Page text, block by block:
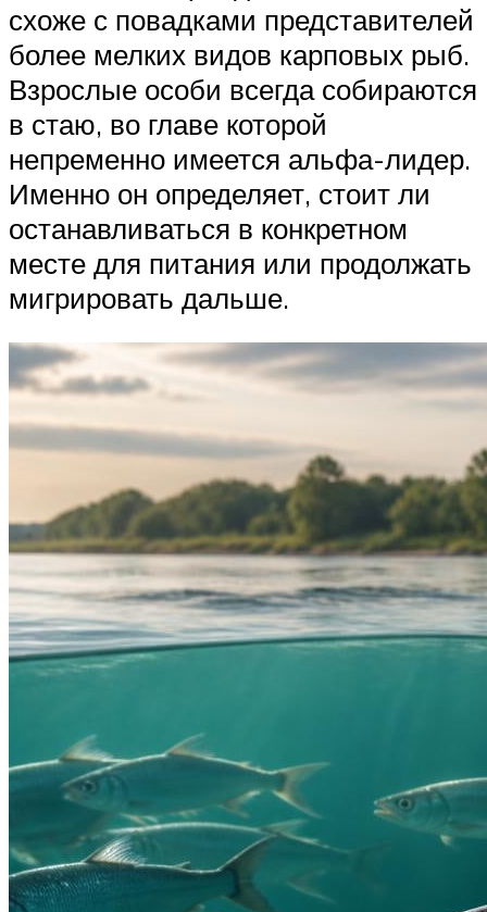
схоже с повадками представителей
более мелких видов карповых рыб.
Взрослые особи всегда собираются
в стаю, во главе которой
непременно имеется альфа-лидер.
Именно он определяет, стоит ли
останавливаться в конкретном
месте для питания или продолжать
мигрировать дальше.